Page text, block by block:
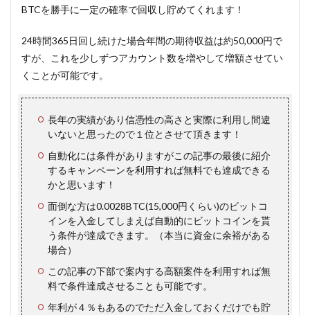
BTCを勝手に一定の確率で回収し貯めてくれます！
24時間365日回し続けた場合年間の期待収益は約50,000円で
すが、これを少しずつアカウント数を増やして増額させてい
くことが可能です。
長年の実績があり信憑性の高さと実際に利用し間違
いないと思ったので１位とさせて頂きます！
自動化には条件がありますがこの記事の最後に紹介
するキャンペーンを利用すれば無料でも達成できる
かと思います！
面倒な方は0.0028BTC(15,000円くらい)のビットコ
インを入金してしまえば自動的にビットコインを貰
う条件が達成できます。（本当に資金に余裕がある
場合）
この記事の下部で案内する高額案件を利用すれば無
料で条件達成させることも可能です。
年利が４％もあるのでただ入金しておくだけでも貯